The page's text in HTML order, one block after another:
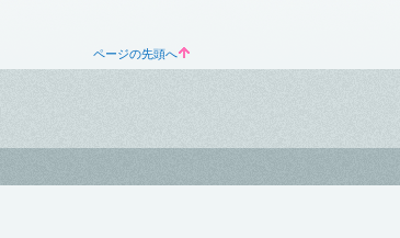
ページの先頭へ